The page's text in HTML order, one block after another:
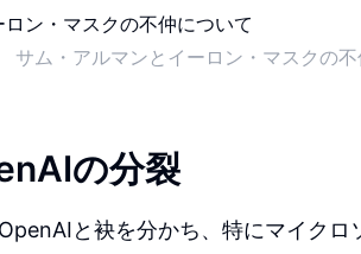
サム・アルマンとイーロン・マスクの
の分裂
と袂を分かち、特にマイクロ